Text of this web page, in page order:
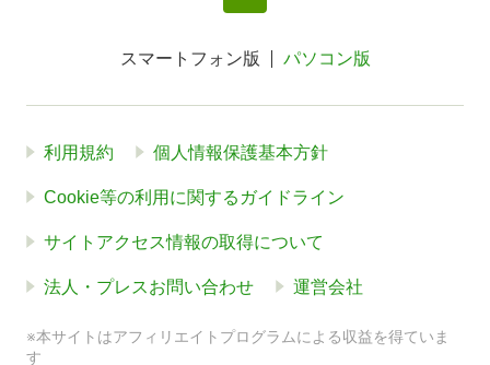
スマートフォン版 パソコン版
利用規約 個人情報保護基本方針
Cookie等の利用に関するガイドライン
サイトアクセス情報の取得について
法人・プレスお問い合わせ 運営会社
※本サイトはアフィリエイトプログラムによる収益を得ていま
す